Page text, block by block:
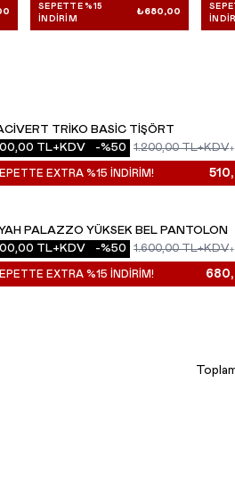
SEPETTE %15
İNDIRIM
₺680,00
TRIKO BASIC TIŞÖRT
TL+KDV -%50 1.200,00TL+KDV
EXTRA %15 İNDİRİM!
PALAZZO YÜKSEK BEL PANTOLON
TL+KDV -%50 1.600,00TL+KDV
EXTRA %15 İNDİRİM!